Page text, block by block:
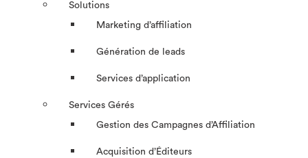
Solutions
Marketing d’affiliation
Génération de leads
Services d’application
Services Gérés
Gestion des Campagnes d’Affiliation​
Acquisition d’Éditeurs